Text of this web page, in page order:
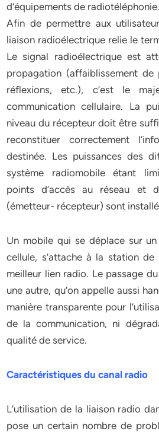
d’équipements de radiotéléphonie.
Afin de permettre aux
liaison radioélectrique relie le
Le signal radioélectrique est
propagation (affaiblissement de
réflexions, etc.), c’est le
communication cellulaire. La
niveau du récepteur doit être
reconstituer correctement
destinée. Les puissances des
système radiomobile étant
points d’accès au réseau et
(émetteur- récepteur) sont
Un mobile qui se déplace sur
cellule, s’attache à la station
meilleur lien radio. Le passage
une autre, qu’on appelle aussi
manière transparente pour
de la communication, ni
qualité de service.
Caractéristiques du canal radio
L’utilisation de la liaison radio
pose un certain nombre de